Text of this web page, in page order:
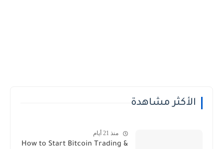
الأكثر مشاهدة
منذ 21 أيام
How to Start Bitcoin Trading &